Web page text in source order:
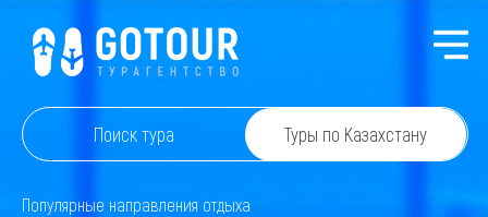
Поиск тура Туры по Казахстану
Популярные направления отдыха